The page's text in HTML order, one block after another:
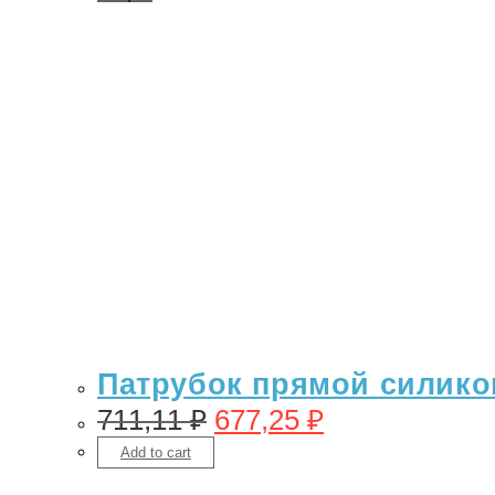
Патрубок прямой
711,11₽ 677,25 ₽
Add to cart